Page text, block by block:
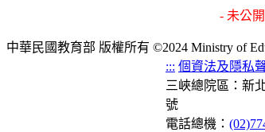
- 未公
中華民國教育部 版權所有 ©2024 Ministry of
::: 個資法及隱私
三峽總院區：新
號
電話總機：